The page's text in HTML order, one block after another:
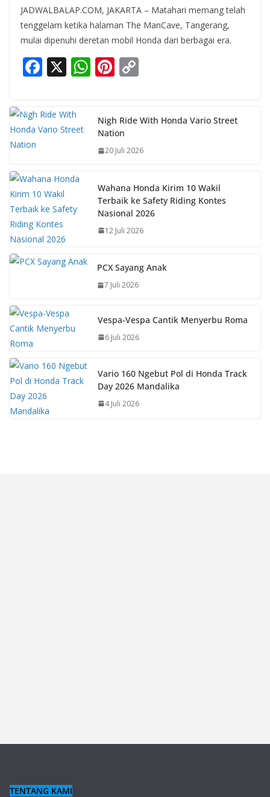
JADWALBALAP.COM, JAKARTA – Matahari memang telah
tenggelam ketika halaman The ManCave, Tangerang,
mulai dipenuhi deretan mobil Honda dari berbagai era.
F
e
b
k
X W
s
A
p
Pi
e
st
y
Li
k
Nigh Ride With Honda Vario Street
Nation
20 Juli 2026
Wahana Honda Kirim 10 Wakil
Terbaik ke Safety Riding Kontes
Nasional 2026
12 Juli 2026
PCX Sayang Anak
7 Juli 2026
Vespa-Vespa Cantik Menyerbu Roma
6 Juli 2026
Vario 160 Ngebut Pol di Honda Track
Day 2026 Mandalika
4 Juli 2026
TENTANG KAMI